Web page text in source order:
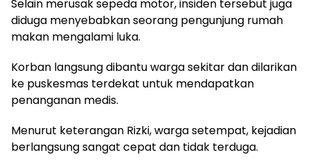
Selain merusak sepeda motor, insiden tersebut juga
diduga menyebabkan seorang pengunjung rumah
makan mengalami luka.
Korban langsung dibantu warga sekitar dan dilarikan
ke puskesmas terdekat untuk mendapatkan
penanganan medis.
Menurut keterangan Rizki, warga setempat, kejadian
berlangsung sangat cepat dan tidak terduga.